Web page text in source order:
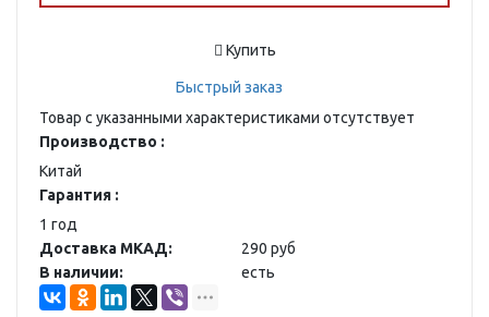
Купить
Быстрый заказ
Товар с указанными характеристиками отсутствует
Производство :
Китай
Гарантия :
1 год
Доставка МКАД:
290 руб
В наличии:
есть